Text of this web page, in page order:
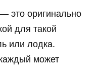
— это оригинально
для такой
или лодка.
может